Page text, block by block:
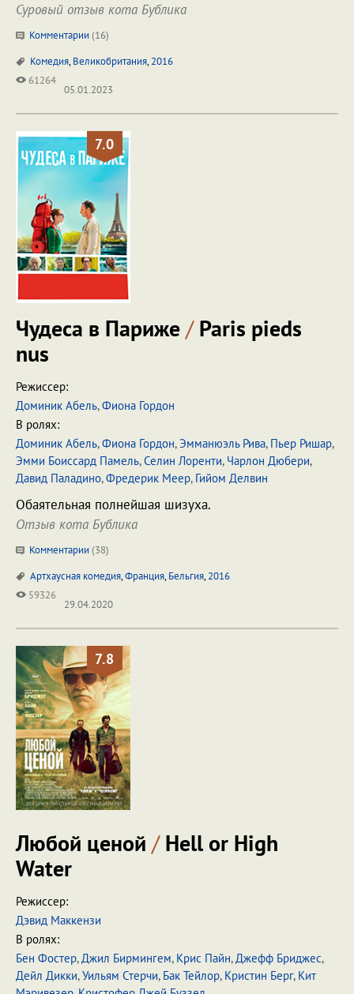
Суровый отзыв кота Бублика
Комментарии (16)
Комедия,Великобритания,2016
61264
05.01.2023
7.0
Чудеса в Париже/Paris pieds
nus
Режиссер:
Доминик Абель,Фиона Гордон
В ролях:
Доминик Абель,Фиона Гордон,Эмманюэль Рива, Пьер Ришар,
Эмми Боиссард Памель,Селин Лоренти, Чарлон Дюбери,
Давид Паладино,Фредерик Меер, Гийом Делвин
Обаятельная полнейшая шизуха.
Отзыв кота Бублика
Комментарии (38)
Артхаусная комедия,Франция,Бельгия,2016
59326
29.04.2020
7.8
Любой ценой /Hell or High
Water
Режиссер:
Дэвид Маккензи
В ролях:
Бен Фостер,Джил Бирмингем, Крис Пайн,Джефф Бриджес,
Дейл Дикки,Уильям Стерчи, Бак Тейлор, Кристин Берг, Кит